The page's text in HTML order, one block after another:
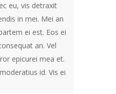
eu, vis detraxit
in mei. Mei an
ei est. Eos ei
an. Vel
epicurei mea et.
id. Vis ei